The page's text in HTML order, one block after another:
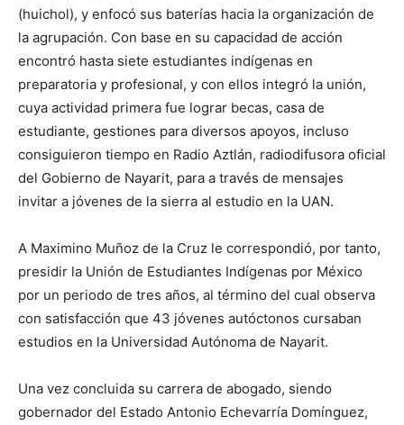
(huichol), y enfocó sus baterías hacia la organización de
la agrupación. Con base en su capacidad de acción
encontró hasta siete estudiantes indígenas en
preparatoria y profesional, y con ellos integró la unión,
cuya actividad primera fue lograr becas, casa de
estudiante, gestiones para diversos apoyos, incluso
consiguieron tiempo en Radio Aztlán, radiodifusora oficial
del Gobierno de Nayarit, para a través de mensajes
invitar a jóvenes de la sierra al estudio en la UAN.
A Maximino Muñoz de la Cruz le correspondió, por tanto,
presidir la Unión de Estudiantes Indígenas por México
por un periodo de tres años, al término del cual observa
con satisfacción que 43 jóvenes autóctonos cursaban
estudios en la Universidad Autónoma de Nayarit.
Una vez concluida su carrera de abogado, siendo
gobernador del Estado Antonio Echevarría Domínguez,